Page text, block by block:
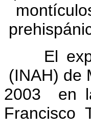
El
(INAH) de
2003 en
Francisco